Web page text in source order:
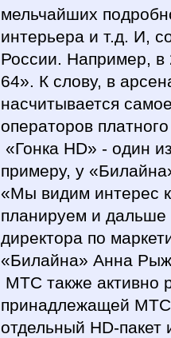
мельчайших
интерьера и т.д. И,
России. Например, в
64». К слову, в
насчитывается
операторов
«Гонка HD» - один
примеру, у
«Мы видим интерес
планируем и дальше
директора по
«Билайна» Анна
МТС также активно
принадлежащей МТС
отдельный HD-